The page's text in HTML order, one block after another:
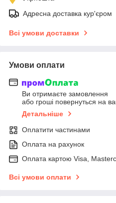
Адресна доставка кур'єром
Всі умови доставки
Умови оплати
Ви отримаєте замовлення
або гроші повернуться на
Детальніше
Оплатити частинами
Оплата на рахунок
Оплата картою Visa,
Всі умови оплати